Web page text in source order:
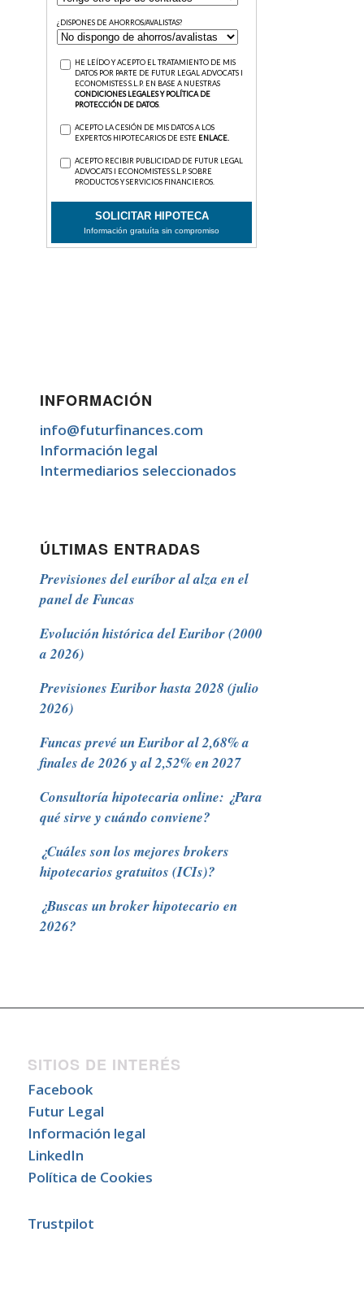
INFORMACIÓN
info@futurfinances.com
Información legal
Intermediarios seleccionados
ÚLTIMAS ENTRADAS
Previsiones del euríbor al alza en el
panel de Funcas
Evolución histórica del Euribor (2000
a 2026)
Previsiones Euribor hasta 2028 (julio
2026)
Funcas prevé un Euribor al 2,68% a
finales de 2026 y al 2,52% en 2027
Consultoría hipotecaria online: ¿Para
qué sirve y cuándo conviene?
¿Cuáles son los mejores brokers
hipotecarios gratuitos (ICIs)?
¿Buscas un broker hipotecario en
2026?
SITIOS DE INTERÉS
Facebook
Futur Legal
Información legal
LinkedIn
Política de Cookies
Trustpilot